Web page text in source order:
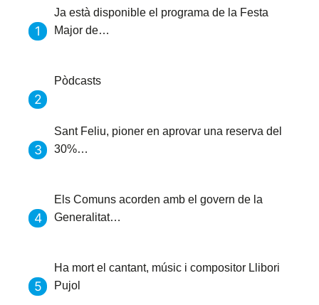
Ja està disponible el programa de la Festa
Major de…
Pòdcasts
Sant Feliu, pioner en aprovar una reserva del
30%…
Els Comuns acorden amb el govern de la
Generalitat…
Ha mort el cantant, músic i compositor Llibori
Pujol